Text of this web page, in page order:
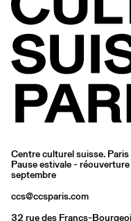
Centre culturel suisse. Paris
Pause estivale -
septembre
ccs@ccsparis.com
32 rue des Francs-